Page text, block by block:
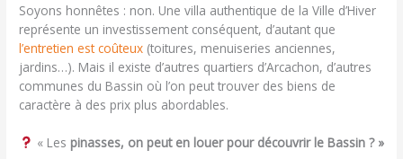
Soyons honnêtes : non. Une villa authentique de la Ville d’Hiver
représente un investissement conséquent, d’autant que
l’entretien est coûteux (toitures, menuiseries anciennes,
jardins…). Mais il existe d’autres quartiers d’Arcachon, d’autres
communes du Bassin où l’on peut trouver des biens de
caractère à des prix plus abordables.
« Les pinasses, on peut en louer pour découvrir le Bassin ? »